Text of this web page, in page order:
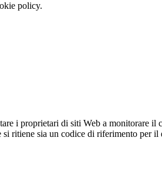
policy.
i proprietari di siti Web a monitorare il
ritiene sia un codice di riferimento per